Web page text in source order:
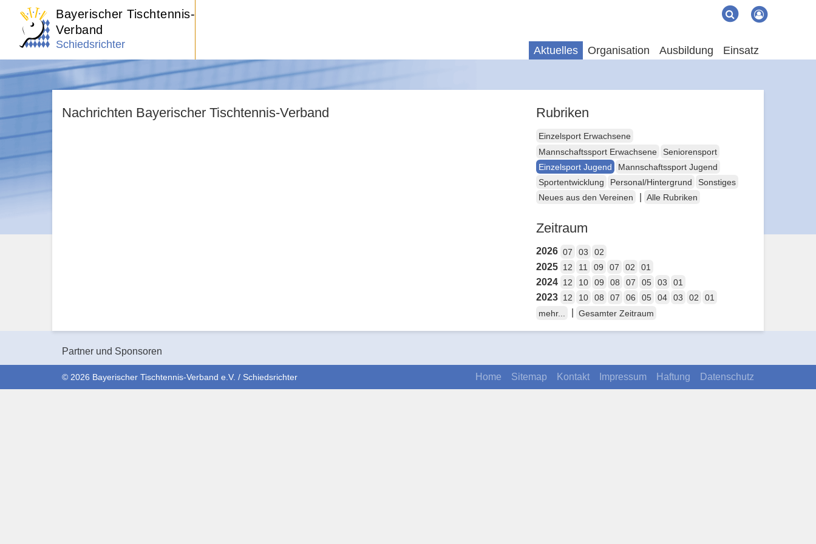
Bayerischer Tischtennis-
Verband
Schiedsrichter
Suche Suchen
Aktuelles Organisation Ausbildung Einsatz
Nachrichten Bayerischer Tischtennis-Verband Rubriken
Einzelsport Erwachsene
Mannschaftssport Erwachsene
Seniorensport
Einzelsport Jugend
Mannschaftssport Jugend
Sportentwicklung
Personal/Hintergrund
Sonstiges
Neues aus den Vereinen
Alle Rubriken
Zeitraum
2026 07 03 02
2025 12 11 09 07 02 01
2024 12 10 09 08 07 05 03 01
2023 12 10 08 07 06 05 04 03 02
01
mehr...
Gesamter Zeitraum
Partner und Sponsoren
Home Sitemap Kontakt Impressum Haftung Datenschutz
© 2026 Bayerischer Tischtennis-Verband e.V. / Schiedsrichter